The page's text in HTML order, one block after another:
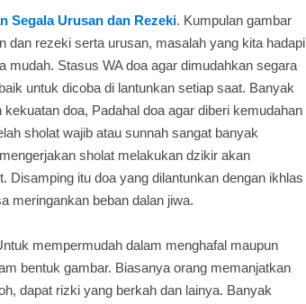
Segala Urusan dan Rezeki. Kumpulan gambar
dan rezeki serta urusan, masalah yang kita hadapi
mudah. Stasus WA doa agar dimudahkan segara
untuk dicoba di lantunkan setiap saat. Banyak
doa, Padahal doa agar diberi kemudahan
sholat wajib atau sunnah sangat banyak
sholat melakukan dzikir akan
Disamping itu doa yang dilantunkan dengan ikhlas
meringankan beban dalan jiwa.
mempermudah dalam menghafal maupun
bentuk gambar. Biasanya orang memanjatkan
dapat rizki yang berkah dan lainya. Banyak